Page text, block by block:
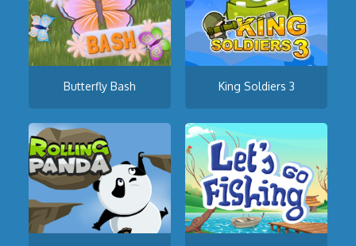
Butterfly Bash King Soldiers 3